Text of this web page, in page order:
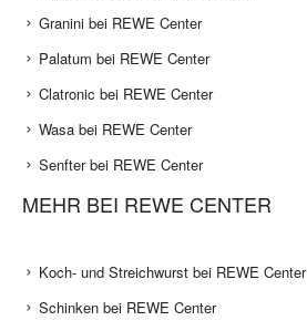
Granini bei REWE Center
Palatum bei REWE Center
Clatronic bei REWE Center
Wasa bei REWE Center
Senfter bei REWE Center
MEHR BEI REWE CENTER
Koch- und Streichwurst bei REWE Center
Schinken bei REWE Center